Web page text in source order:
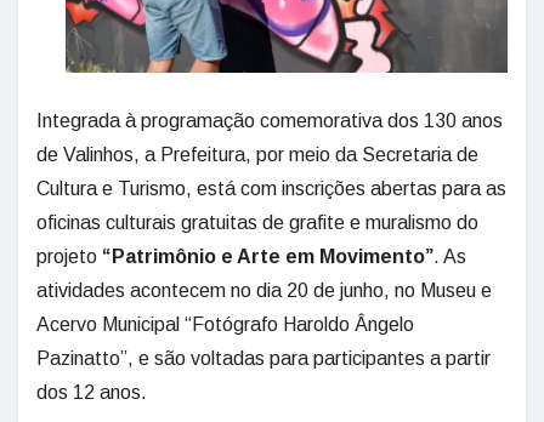
Integrada à programação comemorativa dos 130 anos
de Valinhos, a Prefeitura, por meio da Secretaria de
Cultura e Turismo, está com inscrições abertas para as
oficinas culturais gratuitas de grafite e muralismo do
projeto “Patrimônio e Arte em Movimento”. As
atividades acontecem no dia 20 de junho, no Museu e
Acervo Municipal “Fotógrafo Haroldo Ângelo
Pazinatto”, e são voltadas para participantes a partir
dos 12 anos.